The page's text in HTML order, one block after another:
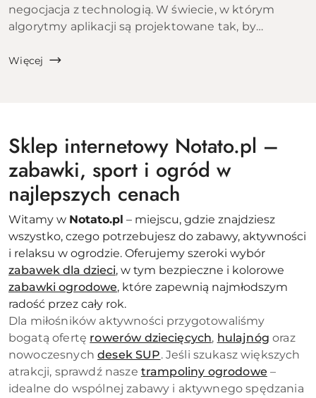
negocjacja z technologią. W świecie, w którym
algorytmy aplikacji są projektowane tak, by
trudniejsza. Czy wiesz, że według zaleceń
Więcej
Sklep internetowy Notato.pl –
zabawki, sport i ogród w
najlepszych cenach
Witamy w Notato.pl – miejscu, gdzie znajdziesz
wszystko, czego potrzebujesz do zabawy, aktywności
i relaksu w ogrodzie. Oferujemy szeroki wybór
zabawek dla dzieci, w tym bezpieczne i kolorowe
zabawki ogrodowe, które zapewnią najmłodszym
radość przez cały rok.
Dla miłośników aktywności przygotowaliśmy
bogatą ofertę rowerów dziecięcych, hulajnóg oraz
nowoczesnychdesek SUP. Jeśli szukasz większych
atrakcji, sprawdź nasze trampoliny ogrodowe –
idealne do wspólnej zabawy i aktywnego spędzania